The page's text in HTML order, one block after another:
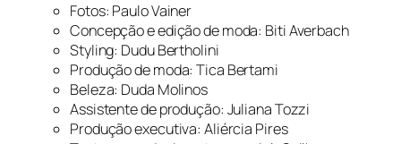
Fotos: Paulo Vainer
Concepção e edição de moda: Biti Averbach
Styling: Dudu Bertholini
Produção de moda: Tica Bertami
Beleza: Duda Molinos
Assistente de produção: Juliana Tozzi
Produção executiva: Aliércia Pires